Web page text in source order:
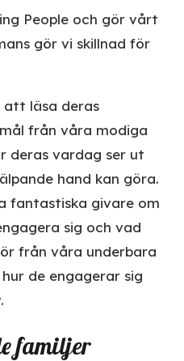
People och gör vårt
gör vi skillnad för
att läsa deras
från våra modiga
deras vardag ser ut
hand kan göra.
fantastiska givare om
sig och vad
från våra underbara
de engagerar sig
familjer